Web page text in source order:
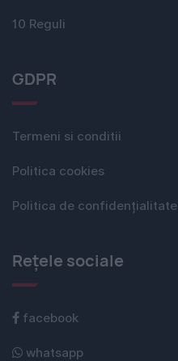
10 Reguli
GDPR
Termeni si conditii
Politica cookies
Politica de confidențialitate
Rețele sociale
facebook
whatsapp